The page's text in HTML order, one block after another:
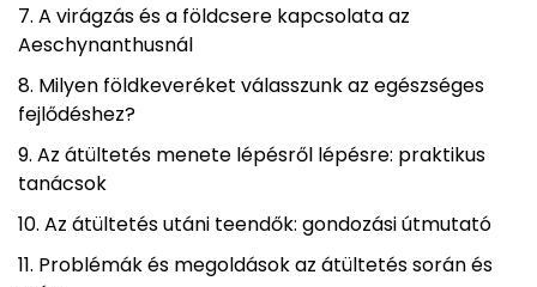
A virágzás és a földcsere kapcsolata az
Aeschynanthusnál
Milyen földkeveréket válasszunk az egészséges
fejlődéshez?
Az átültetés menete lépésről lépésre: praktikus
tanácsok
Az átültetés utáni teendők: gondozási útmutató
Problémák és megoldások az átültetés során és